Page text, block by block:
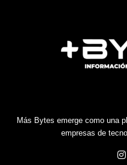
Más Bytes emerge como una
empresas de